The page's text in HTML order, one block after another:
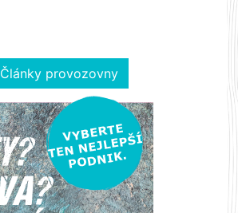
Články provozovny